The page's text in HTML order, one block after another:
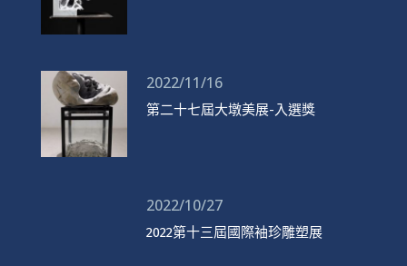
2022/11/16
第二十七屆大墩美展-入選獎
2022/10/27
2022第十三屆國際袖珍雕塑展